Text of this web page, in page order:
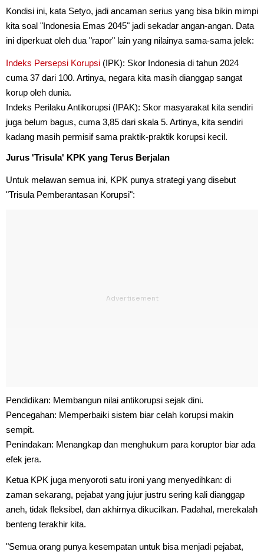
Kondisi ini, kata Setyo, jadi ancaman serius yang bisa bikin mimpi
kita soal "Indonesia Emas 2045" jadi sekadar angan-angan. Data
ini diperkuat oleh dua "rapor" lain yang nilainya sama-sama jelek:
Indeks Persepsi Korupsi (IPK): Skor Indonesia di tahun 2024
cuma 37 dari 100. Artinya, negara kita masih dianggap sangat
korup oleh dunia.
Indeks Perilaku Antikorupsi (IPAK): Skor masyarakat kita sendiri
juga belum bagus, cuma 3,85 dari skala 5. Artinya, kita sendiri
kadang masih permisif sama praktik-praktik korupsi kecil.
Jurus 'Trisula' KPK yang Terus Berjalan
Untuk melawan semua ini, KPK punya strategi yang disebut
"Trisula Pemberantasan Korupsi":
Pendidikan: Membangun nilai antikorupsi sejak dini.
Pencegahan: Memperbaiki sistem biar celah korupsi makin
sempit.
Penindakan: Menangkap dan menghukum para koruptor biar ada
efek jera.
Ketua KPK juga menyoroti satu ironi yang menyedihkan: di
zaman sekarang, pejabat yang jujur justru sering kali dianggap
aneh, tidak fleksibel, dan akhirnya dikucilkan. Padahal, merekalah
benteng terakhir kita.
"Semua orang punya kesempatan untuk bisa menjadi pejabat,